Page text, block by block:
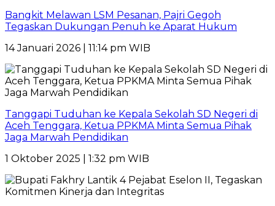
Bangkit Melawan LSM Pesanan, Pajri Gegoh
Tegaskan Dukungan Penuh ke Aparat Hukum
14 Januari 2026 | 11:14 pm WIB
Tanggapi Tuduhan ke Kepala Sekolah SD Negeri di
Aceh Tenggara, Ketua PPKMA Minta Semua Pihak
Jaga Marwah Pendidikan
1 Oktober 2025 | 1:32 pm WIB